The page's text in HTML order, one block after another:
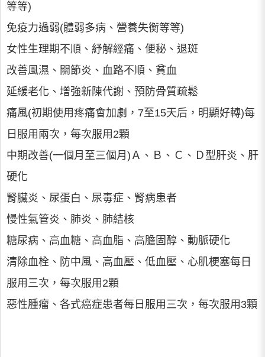
等等)
免疫力過弱(體弱多病、營養失衡等等)
女性生理期不順、紓解經痛、便秘、退斑
改善風濕、關節炎、血路不順、貧血
延緩老化、增強新陳代謝、預防骨質疏鬆
痛風(初期使用疼痛會加劇，7至15天后，明顯好轉)每
日服用兩次，每次服用2顆
中期改善(一個月至三個月)Ａ、Ｂ、Ｃ、Ｄ型肝炎、肝
硬化
腎臟炎、尿蛋白、尿毒症、腎病患者
慢性氣管炎、肺炎、肺結核
糖尿病、高血糖、高血脂、高膽固醇、動脈硬化
清除血栓、防中風、高血壓、低血壓、心肌梗塞每日
服用三次，每次服用2顆
惡性腫瘤、各式癌症患者每日服用三次，每次服用3顆